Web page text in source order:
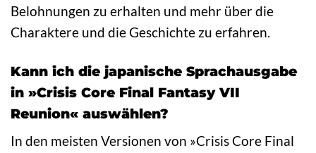
Belohnungen zu erhalten und mehr über die
Charaktere und die Geschichte zu erfahren.
Kann ich die japanische Sprachausgabe
in »Crisis Core Final Fantasy VII
Reunion« auswählen?
In den meisten Versionen von »Crisis Core Final